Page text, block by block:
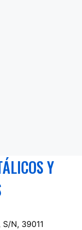
Y
N, 39011